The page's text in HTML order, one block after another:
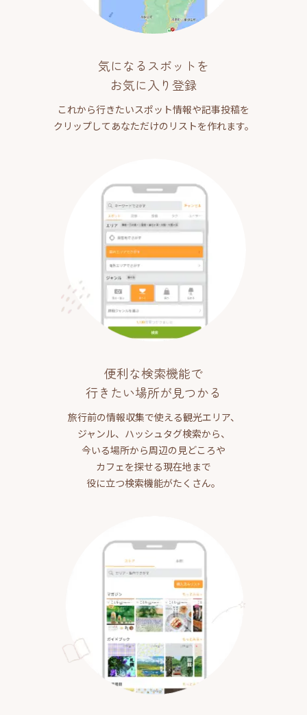
気になるスポットを
お気に入り登録
これから行きたいスポット情報や記事投稿を
クリップしてあなただけのリストを作れます。
便利な検索機能で
行きたい場所が見つかる
旅行前の情報収集で使える観光エリア、
ジャンル、ハッシュタグ検索から、
今いる場所から周辺の見どころや
カフェを探せる現在地まで
役に立つ検索機能がたくさん。